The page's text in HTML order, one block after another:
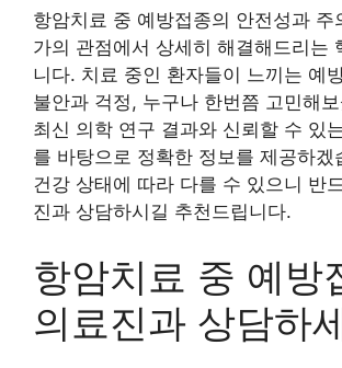
항암치료 중 예방접종의 안전성과 주
가의 관점에서 상세히 해결해드리는
니다. 치료 중인 환자들이 느끼는 예
불안과 걱정, 누구나 한번쯤 고민해
최신 의학 연구 결과와 신뢰할 수 있
를 바탕으로 정확한 정보를 제공하겠
건강 상태에 따라 다를 수 있으니 반
진과 상담하시길 추천드립니다.
항암치료 중 예방
의료진과 상담하